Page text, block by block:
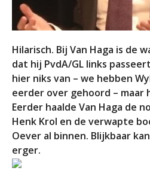
Hilarisch. Bij Van Haga is de
dat hij PvdA/GL links
hier niks van – we hebben
eerder over gehoord – maar
Eerder haalde Van Haga de
Henk Krol en de verwapte
Oever al binnen. Blijkbaar
erger.